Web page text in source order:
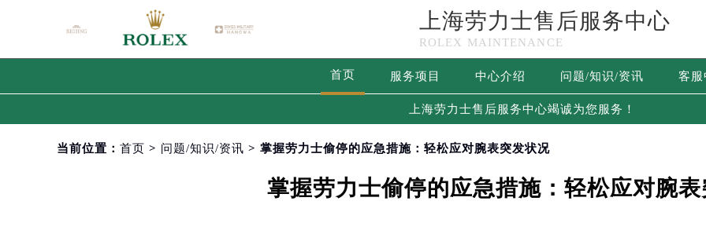
上海劳力士售后服务中心
ROLEX MAINTENANCE
首页 服务项目 中心介绍 问题/知识/资讯 客服
上海劳力士售后服务中心竭诚为您服务！
当前位置： 首页 > 问题/知识/资讯 > 掌握劳力士偷停的应急措施：轻松应对腕表突发状况
掌握劳力士偷停的应急措施：轻松应对腕